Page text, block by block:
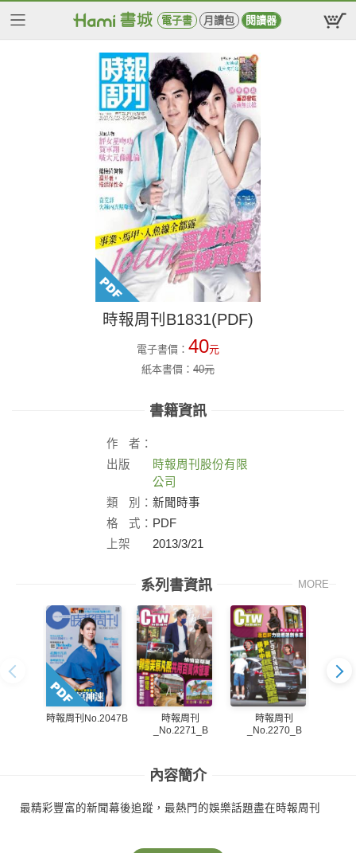
電子書 月讀包 閱讀器
時報周刊B1831(PDF)
電子書價： 40元
紙本書價： 40元
書籍資訊
作
者：
出版
時報周刊股份有限
公司
類
別： 新聞時事
格
式： PDF
上架
2013/3/21
系列書資訊 MORE
時報周刊No.2047B
時報周刊
_No.2271_B
時報周刊
_No.2270_B
內容簡介
最精彩豐富的新聞幕後追蹤，最熱門的娛樂話題盡在時報周刊